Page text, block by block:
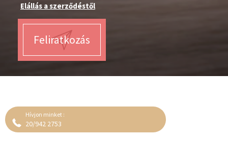
Elállás a szerződéstől
Feliratkozás
Hívjon minket :
20/942 2753